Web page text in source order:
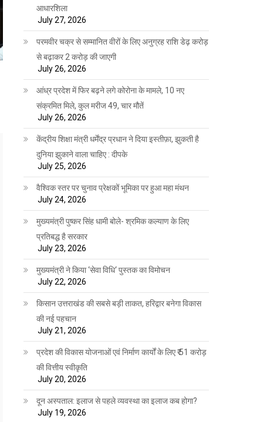
आधारशिला
July 27, 2026
परमवीर चक्र से सम्मानित वीरों के लिए अनुग्रह राशि डेढ़ करोड़
से बढ़ाकर 2 करोड़ की जाएगी
July 26, 2026
आंध्र प्रदेश में फिर बढ़ने लगे कोरोना के मामले, 10 नए
संक्रमित मिले, कुल मरीज 49, चार मौतें
July 26, 2026
केंद्रीय शिक्षा मंत्री धर्मेंद्र प्रधान ने दिया इस्तीफ़ा, झुकती है
दुनिया झुकाने वाला चाहिए : दीपके
July 25, 2026
वैश्विक स्तर पर चुनाव प्रेक्षकों भूमिका पर हुआ महा मंथन
July 24, 2026
मुख्यमंत्री पुष्कर सिंह धामी बोले- श्रमिक कल्याण के लिए
प्रतिबद्ध है सरकार
July 23, 2026
मुख्यमंत्री ने किया ‘सेवा विधि‘ पुस्तक का विमोचन
July 22, 2026
किसान उत्तराखंड की सबसे बड़ी ताकत, हरिद्वार बनेगा विकास
की नई पहचान
July 21, 2026
प्रदेश की विकास योजनाओं एवं निर्माण कार्यों के लिए ₹ 51 करोड़
की वित्तीय स्वीकृति
July 20, 2026
दून अस्पताल: इलाज से पहले व्यवस्था का इलाज कब होगा?
July 19, 2026